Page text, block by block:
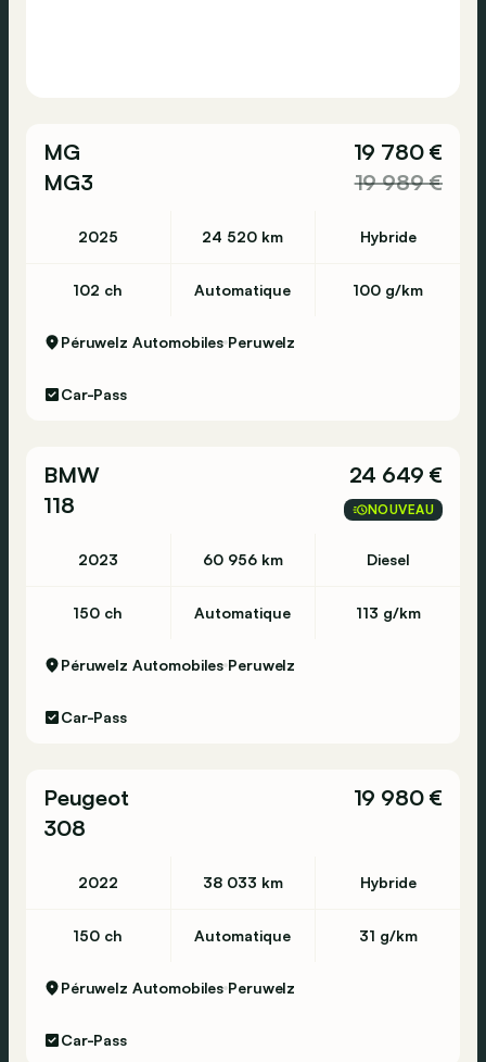
MG
MG3
19 780 €
19 989 €
2025 24 520 km Hybride
102 ch Automatique 100 g/km
Péruwelz Automobiles Peruwelz
Car-Pass
BMW
118
24 649 €
NOUVEAU
2023 60 956 km Diesel
150 ch Automatique 113 g/km
Péruwelz Automobiles Peruwelz
Car-Pass
Peugeot
308
19 980 €
2022 38 033 km Hybride
150 ch Automatique 31 g/km
Péruwelz Automobiles Peruwelz
Car-Pass